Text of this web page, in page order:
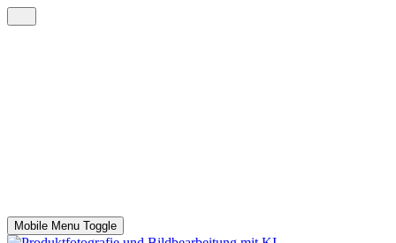
Mobile Menu Toggle